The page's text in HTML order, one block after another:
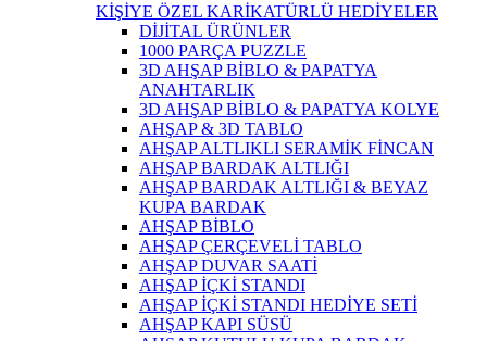
KİŞİYE ÖZEL KARİKATÜRLÜ HEDİYELER
DİJİTAL ÜRÜNLER
1000 PARÇA PUZZLE
3D AHŞAP BİBLO & PAPATYA
ANAHTARLIK
3D AHŞAP BİBLO & PAPATYA KOLYE
AHŞAP & 3D TABLO
AHŞAP ALTLIKLI SERAMİK FİNCAN
AHŞAP BARDAK ALTLIĞI
AHŞAP BARDAK ALTLIĞI & BEYAZ
KUPA BARDAK
AHŞAP BİBLO
AHŞAP ÇERÇEVELİ TABLO
AHŞAP DUVAR SAATİ
AHŞAP İÇKİ STANDI
AHŞAP İÇKİ STANDI HEDİYE SETİ
AHŞAP KAPI SÜSÜ